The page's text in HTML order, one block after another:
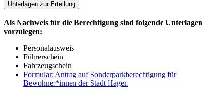
Unterlagen zur Erteilung
Als Nachweis für die Berechtigung sind folgende Unterlagen
vorzulegen:
Personalausweis
Führerschein
Fahrzeugschein
Formular: Antrag auf Sonderparkberechtigung für
Bewohner*innen der Stadt Hagen